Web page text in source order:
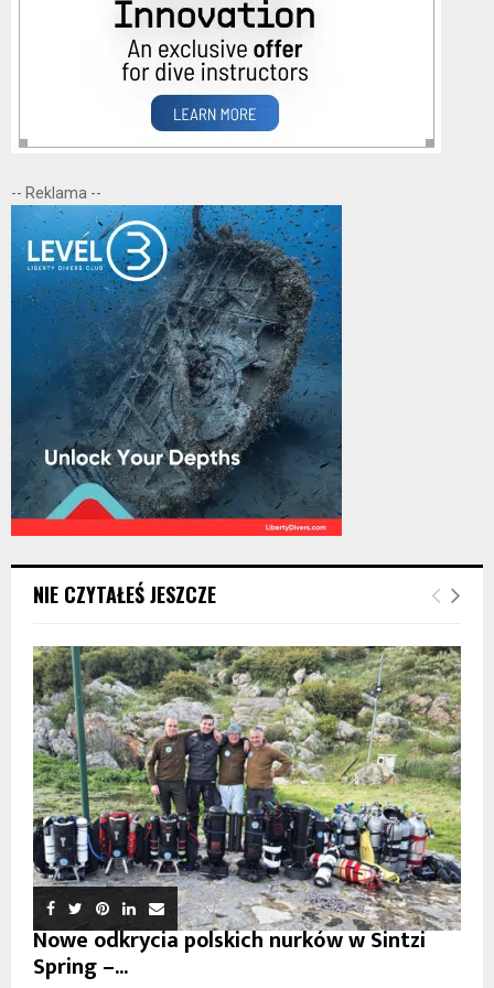
-- Reklama --
NIE CZYTAŁEŚ JESZCZE
Nowe odkrycia polskich nurków w Sintzi
Spring –...